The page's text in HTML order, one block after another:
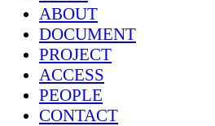
ABOUT
DOCUMENT
PROJECT
ACCESS
PEOPLE
CONTACT